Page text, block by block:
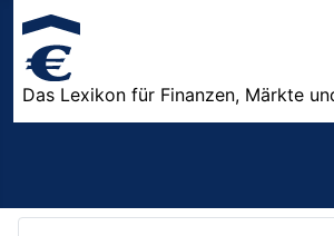
Das Lexikon für Finanzen, Märkte